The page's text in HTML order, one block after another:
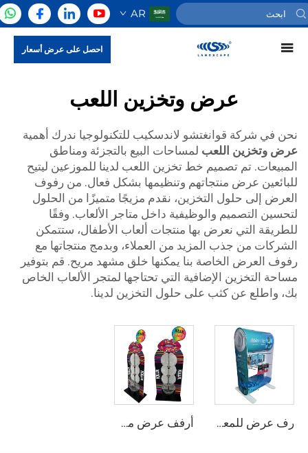
AR
احصل على عرض أسعار
عرض وتخزين اللعب
نحن في شركة قوانغتشو لاندسكيب للتكنولوجيا ندرك أهمية
عرض وتخزين اللعبلمساحات البيع بالتجزئة ومناطق
المبيعات. تم تصميم خط تخزين اللعب لدينا للموزعين ليتيح
للبائعين عرض منتجاتهم وتنظيمها بشكل فعال. من رفوف
العرض إلى حلول التخزين، نقدم مزيجًا متميزًا من الحلول
لتحسين التصميم والوظيفية داخل متاجر الألعاب. وفقًا
للطريقة التي نعرض بها منتجات ألعاب الأطفال، ستتمكن
الشركات من جذب المزيد من العملاء، وبدمج منتجاتها مع
رفوف العرض الخاصة بنا يمكنها خلق مشهد مريح. قم بتوفير
مساحة التخزين الإضافية التي تحتاجها لمتجر الألعاب الخاص
بك، واطلع عن كثب على حلول التخزين لدينا.
رف عرض للمعدات المعدنية مع خطافات أرفف عرض من الأكريليك للعب وللحلوى